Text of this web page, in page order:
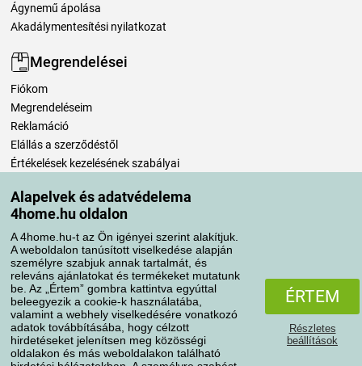
Alapelvek és adatvédelema
4home.hu oldalon
A 4home.hu-t az Ön igényei szerint alakítjuk.
A weboldalon tanúsított viselkedése alapján
személyre szabjuk annak tartalmát, és
releváns ajánlatokat és termékeket mutatunk
be. Az „Értem” gombra kattintva egyúttal
beleegyezik a cookie-k használatába,
valamint a webhely viselkedésére vonatkozó
adatok továbbításába, hogy célzott
hirdetéseket jelenítsen meg közösségi
oldalakon és más weboldalakon található
ÉRTEM
Részletes
beállítások
Ágynemű ápolása
Akadálymentesítési nyilatkozat
Megrendelései
Fiókom
Megrendeléseim
Reklamáció
Elállás a szerződéstől
Értékelések kezelésének szabályai
Szállítási módok
Fizetési módok